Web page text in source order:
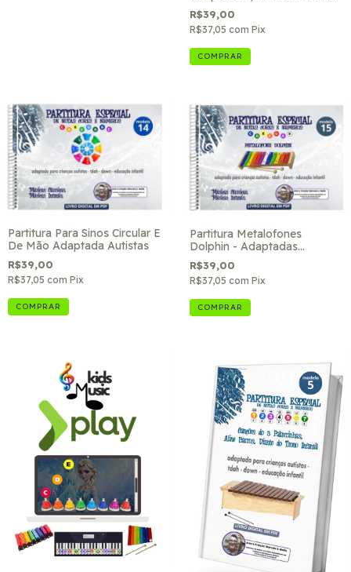
R$39,00
R$37,05 com Pix
Partitura Para Sinos Circular E
De Mão Adaptada Autistas
R$39,00
R$37,05 com Pix
Partitura Metalofones
Dolphin - Adaptadas
Autistas- Ref. 15
R$39,00
R$37,05 com Pix